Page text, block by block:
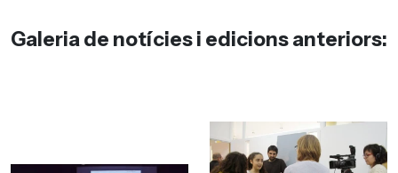
Galeria de notícies i edicions anteriors: